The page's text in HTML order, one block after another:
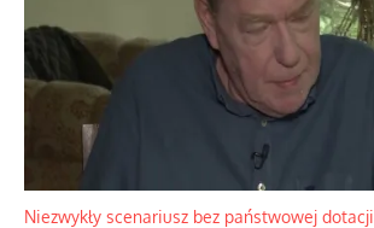
Niezwykły scenariusz bez państwowej dotacji